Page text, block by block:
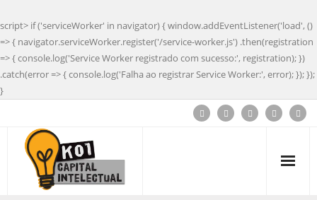
script> if ('serviceWorker' in navigator) { window.addEventListener('load', ()
=> { navigator.serviceWorker.register('/service-worker.js') .then(registration
=> { console.log('Service Worker registrado com sucesso:', registration); })
.catch(error => { console.log('Falha ao registrar Service Worker:', error); }); });
}